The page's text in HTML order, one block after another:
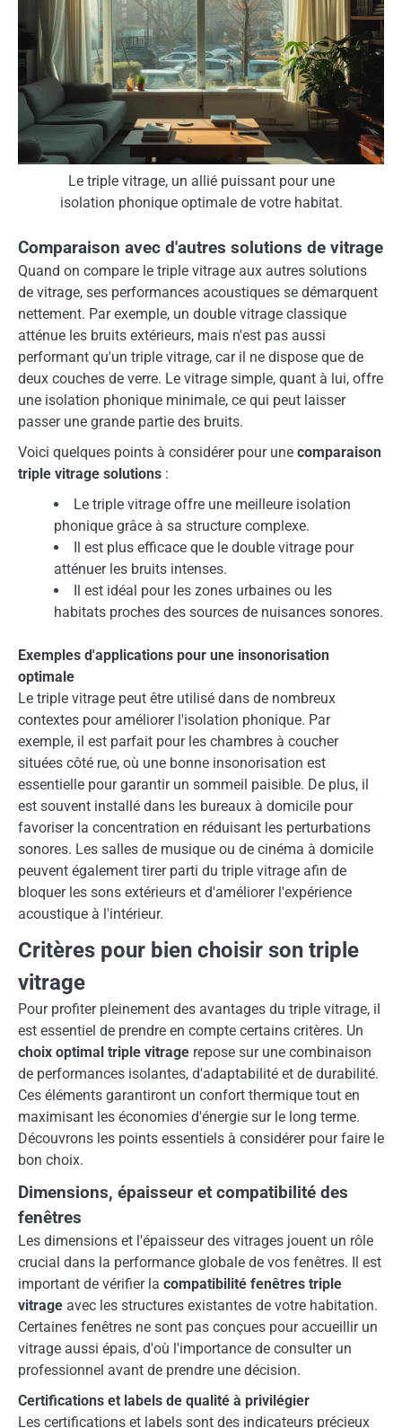
Le triple vitrage, un allié puissant pour une
isolation phonique optimale de votre habitat.
Comparaison avec d'autres solutions de vitrage
Quand on compare le triple vitrage aux autres solutions
de vitrage, ses performances acoustiques se démarquent
nettement. Par exemple, un double vitrage classique
atténue les bruits extérieurs, mais n'est pas aussi
performant qu'un triple vitrage, car il ne dispose que de
deux couches de verre. Le vitrage simple, quant à lui, offre
une isolation phonique minimale, ce qui peut laisser
passer une grande partie des bruits.
Voici quelques points à considérer pour une comparaison
triple vitrage solutions :
Le triple vitrage offre une meilleure isolation
phonique grâce à sa structure complexe.
Il est plus efficace que le double vitrage pour
atténuer les bruits intenses.
Il est idéal pour les zones urbaines ou les
habitats proches des sources de nuisances sonores.
Exemples d'applications pour une insonorisation
optimale
Le triple vitrage peut être utilisé dans de nombreux
contextes pour améliorer l'isolation phonique. Par
exemple, il est parfait pour les chambres à coucher
situées côté rue, où une bonne insonorisation est
essentielle pour garantir un sommeil paisible. De plus, il
est souvent installé dans les bureaux à domicile pour
favoriser la concentration en réduisant les perturbations
sonores. Les salles de musique ou de cinéma à domicile
peuvent également tirer parti du triple vitrage afin de
bloquer les sons extérieurs et d'améliorer l'expérience
acoustique à l'intérieur.
Critères pour bien choisir son triple
vitrage
Pour profiter pleinement des avantages du triple vitrage, il
est essentiel de prendre en compte certains critères. Un
choix optimal triple vitrage repose sur une combinaison
de performances isolantes, d'adaptabilité et de durabilité.
Ces éléments garantiront un confort thermique tout en
maximisant les économies d'énergie sur le long terme.
Découvrons les points essentiels à considérer pour faire le
bon choix.
Dimensions, épaisseur et compatibilité des
fenêtres
Les dimensions et l'épaisseur des vitrages jouent un rôle
crucial dans la performance globale de vos fenêtres. Il est
important de vérifier la compatibilité fenêtres triple
vitrage avec les structures existantes de votre habitation.
Certaines fenêtres ne sont pas conçues pour accueillir un
vitrage aussi épais, d'où l'importance de consulter un
professionnel avant de prendre une décision.
Certifications et labels de qualité à privilégier
Les certifications et labels sont des indicateurs précieux